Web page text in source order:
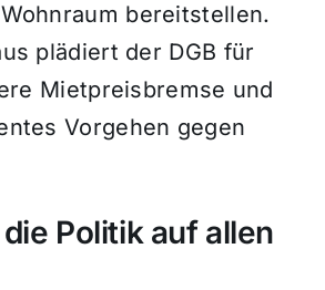
bereitstellen.
plädiert der DGB für
Mietpreisbremse und
Vorgehen gegen
Politik auf allen